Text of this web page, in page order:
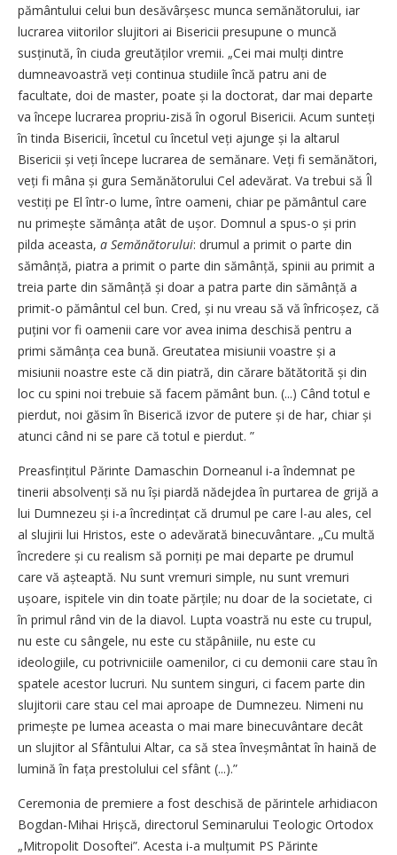
pământului celui bun desăvârșesc munca semănătorului, iar
lucrarea viitorilor slujitori ai Bisericii presupune o muncă
susținută, în ciuda greutăților vremii. „Cei mai mulți dintre
dumneavoastră veți continua studiile încă patru ani de
facultate, doi de master, poate și la doctorat, dar mai departe
va începe lucrarea propriu-zisă în ogorul Bisericii. Acum sunteți
în tinda Bisericii, încetul cu încetul veți ajunge și la altarul
Bisericii și veți începe lucrarea de semănare. Veți fi semănători,
veți fi mâna și gura Semănătorului Cel adevărat. Va trebui să Îl
vestiți pe El într-o lume, între oameni, chiar pe pământul care
nu primește sămânța atât de ușor. Domnul a spus-o și prin
pilda aceasta, a Semănătorului: drumul a primit o parte din
sămânță, piatra a primit o parte din sămânță, spinii au primit a
treia parte din sămânță și doar a patra parte din sămânță a
primit-o pământul cel bun. Cred, și nu vreau să vă înfricoșez, că
puțini vor fi oamenii care vor avea inima deschisă pentru a
primi sămânța cea bună. Greutatea misiunii voastre și a
misiunii noastre este că din piatră, din cărare bătătorită și din
loc cu spini noi trebuie să facem pământ bun. (...) Când totul e
pierdut, noi găsim în Biserică izvor de putere și de har, chiar și
atunci când ni se pare că totul e pierdut. ”
Preasfințitul Părinte Damaschin Dorneanul i-a îndemnat pe
tinerii absolvenți să nu își piardă nădejdea în purtarea de grijă a
lui Dumnezeu și i-a încredințat că drumul pe care l-au ales, cel
al slujirii lui Hristos, este o adevărată binecuvântare. „Cu multă
încredere și cu realism să porniți pe mai departe pe drumul
care vă așteaptă. Nu sunt vremuri simple, nu sunt vremuri
ușoare, ispitele vin din toate părțile; nu doar de la societate, ci
în primul rând vin de la diavol. Lupta voastră nu este cu trupul,
nu este cu sângele, nu este cu stăpâniile, nu este cu
ideologiile, cu potrivniciile oamenilor, ci cu demonii care stau în
spatele acestor lucruri. Nu suntem singuri, ci facem parte din
slujitorii care stau cel mai aproape de Dumnezeu. Nimeni nu
primește pe lumea aceasta o mai mare binecuvântare decât
un slujitor al Sfântului Altar, ca să stea înveșmântat în haină de
lumină în fața prestolului cel sfânt (...).”
Ceremonia de premiere a fost deschisă de părintele arhidiacon
Bogdan-Mihai Hrișcă, directorul Seminarului Teologic Ortodox
„Mitropolit Dosoftei”. Acesta i-a mulțumit PS Părinte